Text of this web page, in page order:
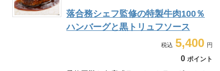
落合務シェフ監修の特製牛肉100％
ハンバーグと黒トリュフソース
5,400
0 ポイント